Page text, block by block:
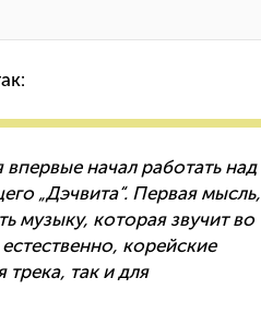
начал работать над
„Дэчвита“. Первая мысль,
музыку, которая звучит во
корейские
так и для